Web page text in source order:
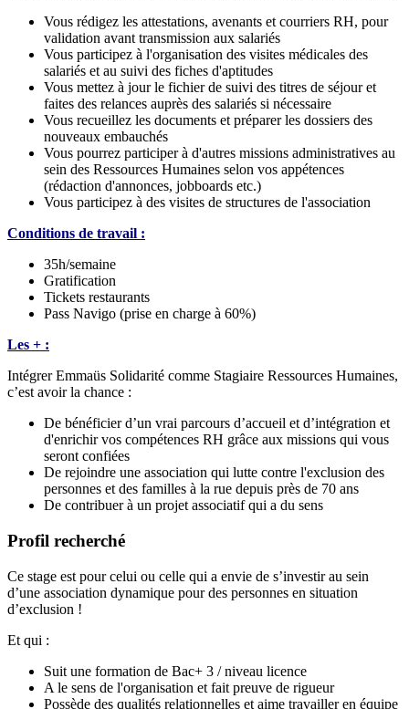
Vous rédigez les attestations, avenants et courriers RH, pour
validation avant transmission aux salariés
Vous participez à l'organisation des visites médicales des
salariés et au suivi des fiches d'aptitudes
Vous mettez à jour le fichier de suivi des titres de séjour et
faites des relances auprès des salariés si nécessaire
Vous recueillez les documents et préparer les dossiers des
nouveaux embauchés
Vous pourrez participer à d'autres missions administratives au
sein des Ressources Humaines selon vos appétences
(rédaction d'annonces, jobboards etc.)
Vous participez à des visites de structures de l'association
Conditions de travail :
35h/semaine
Gratification
Tickets restaurants
Pass Navigo (prise en charge à 60%)
Les + :
Intégrer Emmaüs Solidarité comme Stagiaire Ressources Humaines,
c’est avoir la chance :
De bénéficier d’un vrai parcours d’accueil et d’intégration et
d'enrichir vos compétences RH grâce aux missions qui vous
seront confiées
De rejoindre une association qui lutte contre l'exclusion des
personnes et des familles à la rue depuis près de 70 ans
De contribuer à un projet associatif qui a du sens
Profil recherché
Ce stage est pour celui ou celle qui a envie de s’investir au sein
d’une association dynamique pour des personnes en situation
d’exclusion !
Et qui :
Suit une formation de Bac+ 3 / niveau licence
A le sens de l'organisation et fait preuve de rigueur
Possède des qualités relationnelles et aime travailler en équipe